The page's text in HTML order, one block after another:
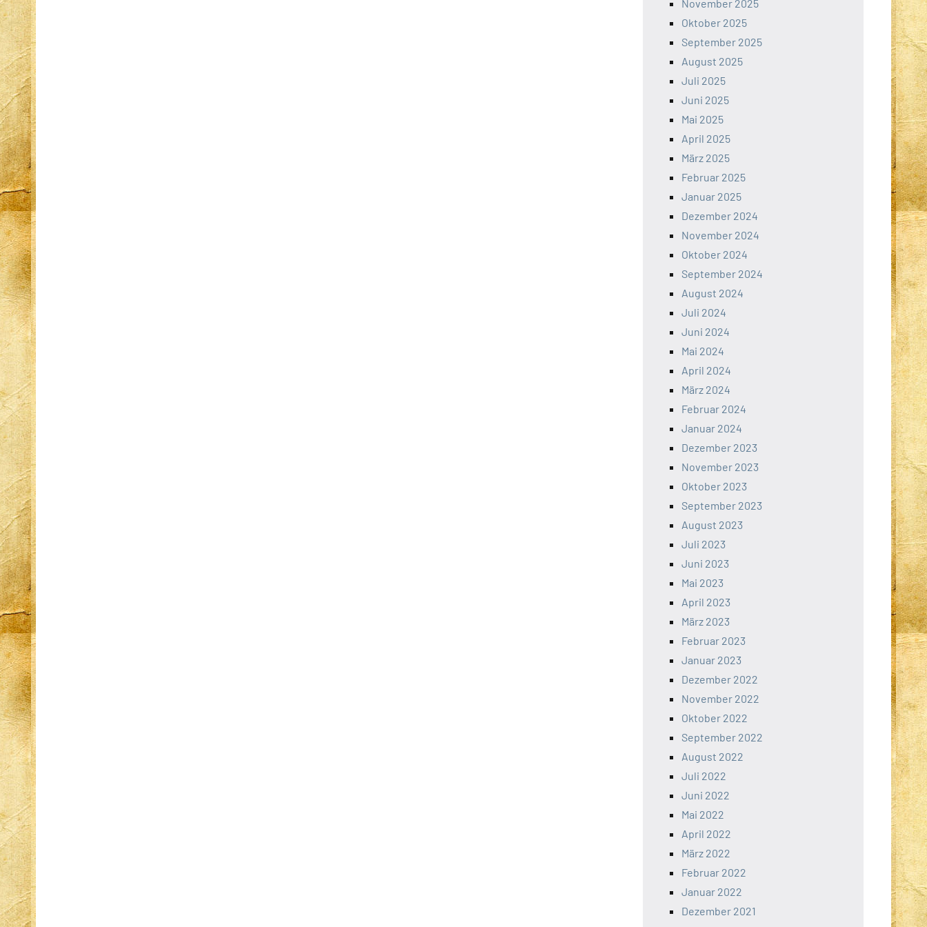
November 2025
Oktober 2025
September 2025
August 2025
Juli 2025
Juni 2025
Mai 2025
April 2025
März 2025
Februar 2025
Januar 2025
Dezember 2024
November 2024
Oktober 2024
September 2024
August 2024
Juli 2024
Juni 2024
Mai 2024
April 2024
März 2024
Februar 2024
Januar 2024
Dezember 2023
November 2023
Oktober 2023
September 2023
August 2023
Juli 2023
Juni 2023
Mai 2023
April 2023
März 2023
Februar 2023
Januar 2023
Dezember 2022
November 2022
Oktober 2022
September 2022
August 2022
Juli 2022
Juni 2022
Mai 2022
April 2022
März 2022
Februar 2022
Januar 2022
Dezember 2021